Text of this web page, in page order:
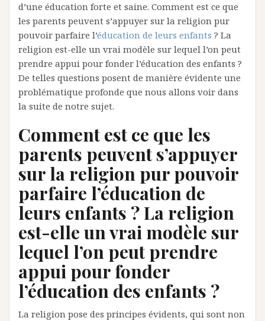
d’une éducation forte et saine. Comment est ce que
les parents peuvent s’appuyer sur la religion pur
pouvoir parfaire l’éducation de leurs enfants ? La
religion est-elle un vrai modèle sur lequel l’on peut
prendre appui pour fonder l’éducation des enfants ?
De telles questions posent de manière évidente une
problématique profonde que nous allons voir dans
la suite de notre sujet.
Comment est ce que les
parents peuvent s’appuyer
sur la religion pur pouvoir
parfaire l’éducation de
leurs enfants ? La religion
est-elle un vrai modèle sur
lequel l’on peut prendre
appui pour fonder
l’éducation des enfants ?
La religion pose des principes évidents, qui sont non